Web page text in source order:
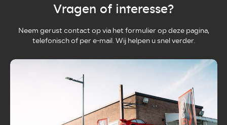
Vragen of interesse?
Neem gerust contact op via het formulier op deze pagina,
telefonisch of per e-mail. Wij helpen u snel verder.